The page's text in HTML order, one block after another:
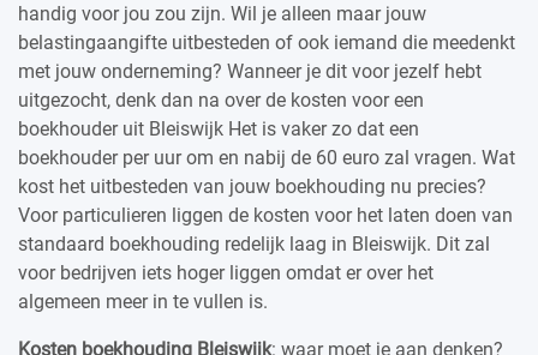
handig voor jou zou zijn. Wil je alleen maar jouw
belastingaangifte uitbesteden of ook iemand die meedenkt
met jouw onderneming? Wanneer je dit voor jezelf hebt
uitgezocht, denk dan na over de kosten voor een
boekhouder uit Bleiswijk Het is vaker zo dat een
boekhouder per uur om en nabij de 60 euro zal vragen. Wat
kost het uitbesteden van jouw boekhouding nu precies?
Voor particulieren liggen de kosten voor het laten doen van
standaard boekhouding redelijk laag in Bleiswijk. Dit zal
voor bedrijven iets hoger liggen omdat er over het
algemeen meer in te vullen is.
Kosten boekhouding Bleiswijk: waar moet je aan denken?